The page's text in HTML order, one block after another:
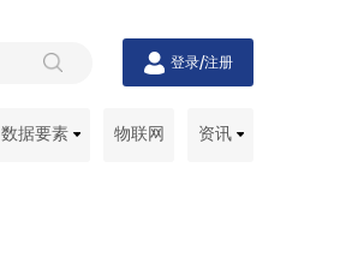
登录/注册
数据要素 物联网 资讯